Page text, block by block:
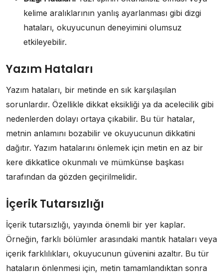
kelime aralıklarının yanlış ayarlanması gibi dizgi
hataları, okuyucunun deneyimini olumsuz
etkileyebilir.
Yazım Hataları
Yazım hataları, bir metinde en sık karşılaşılan
sorunlardır. Özellikle dikkat eksikliği ya da acelecilik gibi
nedenlerden dolayı ortaya çıkabilir. Bu tür hatalar,
metnin anlamını bozabilir ve okuyucunun dikkatini
dağıtır. Yazım hatalarını önlemek için metin en az bir
kere dikkatlice okunmalı ve mümkünse başkası
tarafından da gözden geçirilmelidir.
İçerik Tutarsızlığı
İçerik tutarsızlığı, yayında önemli bir yer kaplar.
Örneğin, farklı bölümler arasındaki mantık hataları veya
içerik farklılıkları, okuyucunun güvenini azaltır. Bu tür
hataların önlenmesi için, metin tamamlandıktan sonra